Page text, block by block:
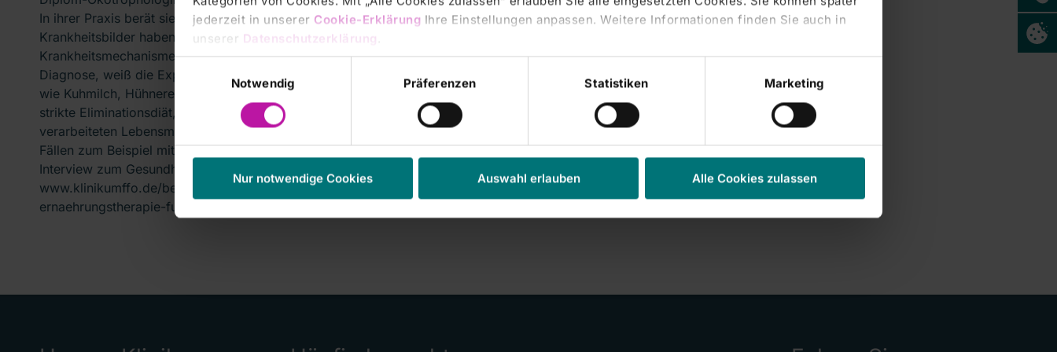
jederzeit in unserer Cookie-Erklärung Ihre Einstellungen anpassen. Weitere Informationen finden Sie auch in
unserer Datenschutzerklärung
Notwendig
Präferenzen Statistiken Marketing
Nur notwendige Cookies Auswahl erlauben Alle Cookies zulassen
In ihrer Praxis berät sie Kinder, Jugendliche und Erwachsene zu diesen Themen. Die Auslöser und
Krankheitsbilder haben sich in den vergangenen Jahren verändert, neue Auslöser seien hinzugekommen,
Krankheitsmechanismen wurden entschlüsselt. Der Facettenreichtum der Erkrankungen erschwert jedoch die
Diagnose, weiß die Expertin. Zu den Allergieauslösern gehören in den meisten Fällen Grundnahrungsmittel,
wie Kuhmilch, Hühnerei, Erdnüsse, Baumnüsse, Weizen, Soja und Fisch. Die derzeit übliche Therapie ist eine
strikte Eliminationsdiät, also ein Vermeiden des Auslösers. Die Umsetzung im Alltag ist bei der Vielzahl an
verarbeiteten Lebensmittelprodukten aus dem Supermarktregal schwierig. Anja Dehl unterstützt in solchen
Fällen zum Beispiel mit einer Einkaufsbegleitung. Auf der Internetseite der Expertin finden Sie ein Kurz-
Interview zum Gesundheitstag unter:
www.klinikumffo.de/behandlungsangebot/partner-im-mvz/mvz-des-klinikums-frankfurt-oder/praxis-fuer-
ernaehrungstherapie-fuer-kinder-jugendliche-und-erwachsene.html